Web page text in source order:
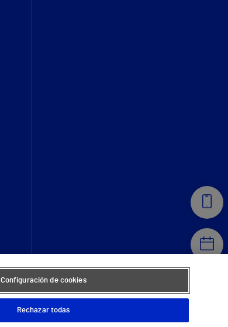
Configuración de cookies
Rechazar todas